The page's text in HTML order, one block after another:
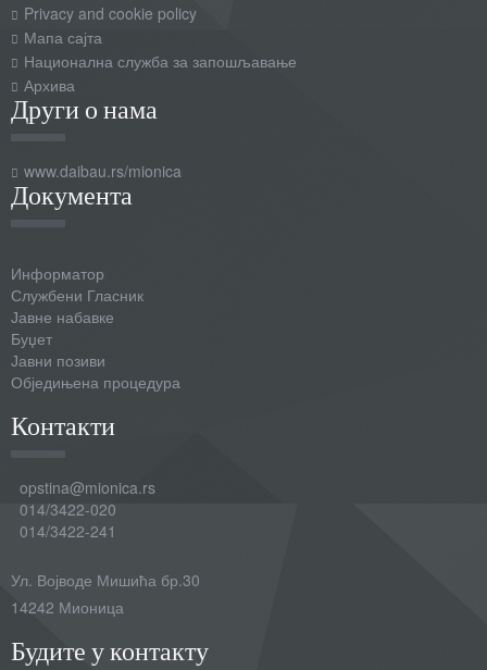
Privacy and cookie policy
Мапа сајта
Национална служба за запошљавање
Архива
Други о нама
www.daibau.rs/mionica
Документа
Информатор
Службени Гласник
Јавне набавке
Буџет
Јавни позиви
Обједињена процедура
Контакти
opstina@mionica.rs
014/3422-020
014/3422-241
Ул. Војводе Мишића бр.30
14242 Мионица
Будите у контакту